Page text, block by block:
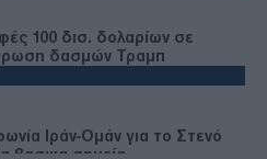
100 δισ. δολαρίων σε
δασμών Τραμπ
Ιράν-Ομάν για το Στενό
βασικα σημεία